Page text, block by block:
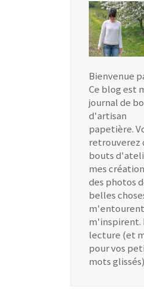
Bienvenue
Ce blog est
journal de
d'artisan
papetière.
retrouverez
bouts
mes
des photos
belles
m'inspirent.
lecture (et
pour vos
mots glissés)